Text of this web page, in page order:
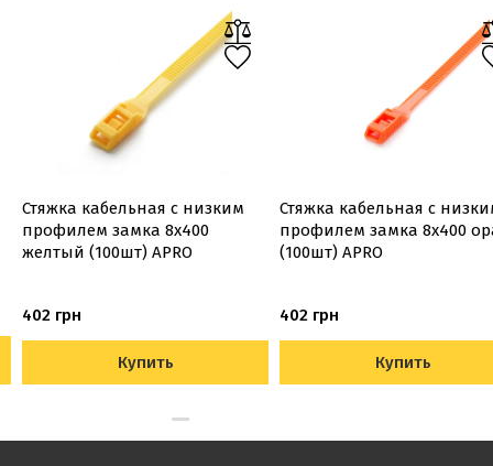
Стяжка кабельная с низким
профилем замка 8x400
желтый (100шт) APRO
402 грн
Купить
Стяжка кабельная с
профилем замка 8x400
(100шт) APRO
402 грн
Купить